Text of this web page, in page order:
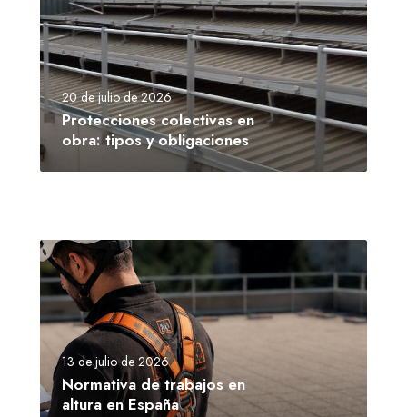
20 de julio de 2026
Protecciones colectivas en
obra: tipos y obligaciones
13 de julio de 2026
Normativa de trabajos en
altura en España